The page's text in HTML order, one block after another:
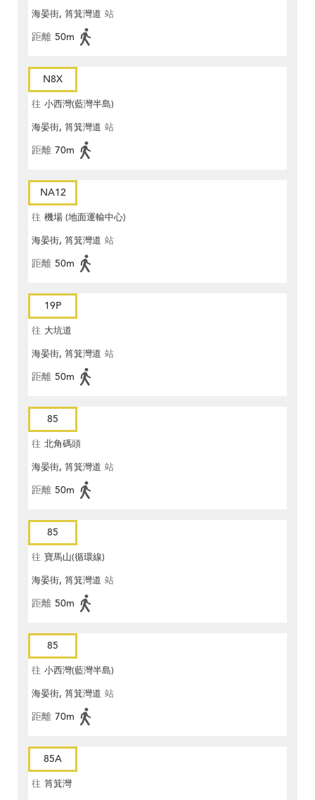
海晏街, 筲箕灣道 站
距離 50m
N8X
往 小西灣(藍灣半島)
海晏街, 筲箕灣道 站
距離 70m
NA12
往 機場 (地面運輸中心)
海晏街, 筲箕灣道 站
距離 50m
19P
往 大坑道
海晏街, 筲箕灣道 站
距離 50m
85
往 北角碼頭
海晏街, 筲箕灣道 站
距離 50m
85
往 寶馬山(循環線)
海晏街, 筲箕灣道 站
距離 50m
85
往 小西灣(藍灣半島)
海晏街, 筲箕灣道 站
距離 70m
85A
往 筲箕灣